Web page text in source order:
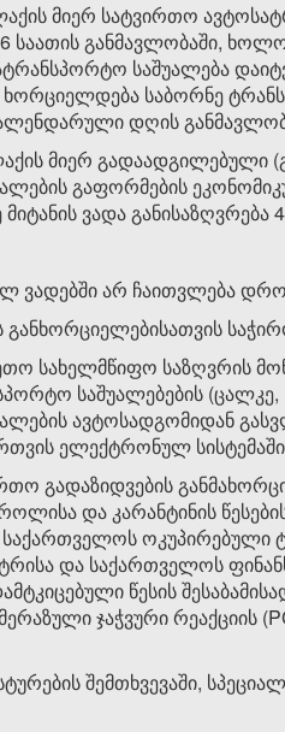
მიერ სატვირთო
96 საათის განმავლობაში,
საშუალება
საბორნე
დღის
მიერ
გაფორმების
ვადა განისაზღვრება
ვადებში არ ჩაითვლება
განხორციელებისათვის
სახელმწიფო საზღვრის
საშუალებების
ავტოსადგომიდან
ელექტრონულ
გადაზიდვების
და კარანტინის
საქართველოს
და საქართველოს
წესის
ჯაჭვური რეაქციის
შემთხვევაში,